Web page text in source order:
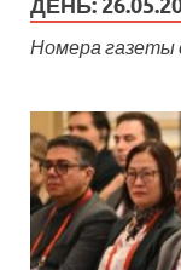
ДЕНЬ:
Номера газеты